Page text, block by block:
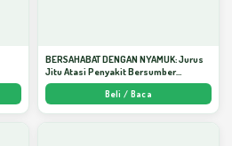
BERSAHABAT DENGAN NYAMUK: Jurus
Jitu Atasi Penyakit Bersumber
Nyamuk - Arda Dinata
Beli / Baca